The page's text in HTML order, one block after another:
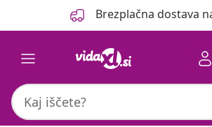
Brezplačna dostava